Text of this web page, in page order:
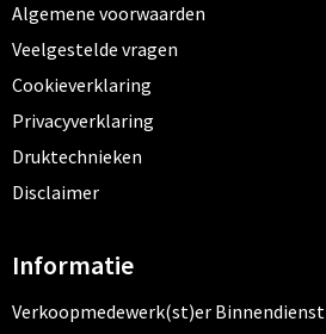
Algemene voorwaarden
Veelgestelde vragen
Cookieverklaring
Privacyverklaring
Druktechnieken
Disclaimer
Informatie
Verkoopmedewerk(st)er Binnendienst